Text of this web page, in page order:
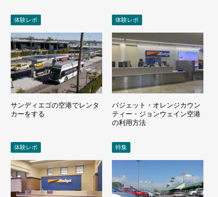
体験レポ
サンディエゴの空港でレンタ
カーをする
体験レポ
バジェット・オレンジカウン
ティー・ジョンウェイン空港
の利用方法
体験レポ 特集